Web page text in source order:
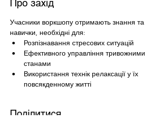
Про захід
Учасники воркшопу отримають знання та
навички, необхідні для:
Розпізнавання стресових ситуацій
Ефективного управління тривожними
станами
Використання технік релаксації у їх
повсякденному житті
Поділитися